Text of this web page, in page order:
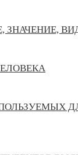
ЗНАЧЕНИЕ,